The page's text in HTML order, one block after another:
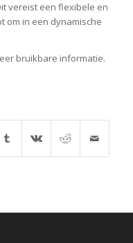
vereist een flexibele en
om in een dynamische
bruikbare informatie.